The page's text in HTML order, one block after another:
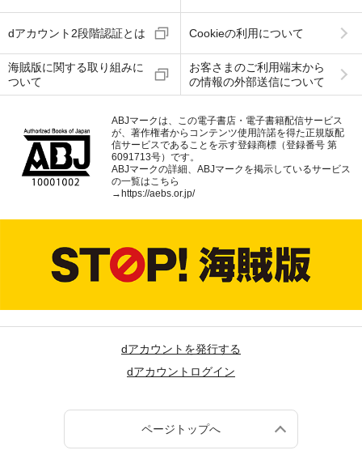
dアカウント2段階認証とは Cookieの利用について
海賊版に関する取り組みに
ついて
お客さまのご利用端末から
の情報の外部送信について
ABJマークは、この電子書店・電子書籍配信サービス
が、著作権者からコンテンツ使用許諾を得た正規版配
信サービスであることを示す登録商標（登録番号 第
6091713号）です。
ABJマークの詳細、ABJマークを掲示しているサービス
の一覧はこちら
→ https://aebs.or.jp/
dアカウントを発行する
dアカウントログイン
ページトップへ